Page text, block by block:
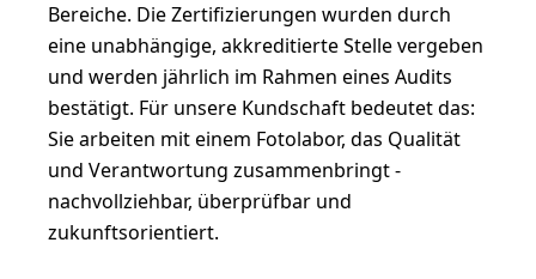
Bereiche. Die Zertifizierungen wurden durch
eine unabhängige, akkreditierte Stelle vergeben
und werden jährlich im Rahmen eines Audits
bestätigt. Für unsere Kundschaft bedeutet das:
Sie arbeiten mit einem Fotolabor, das Qualität
und Verantwortung zusammenbringt -
nachvollziehbar, überprüfbar und
zukunftsorientiert.